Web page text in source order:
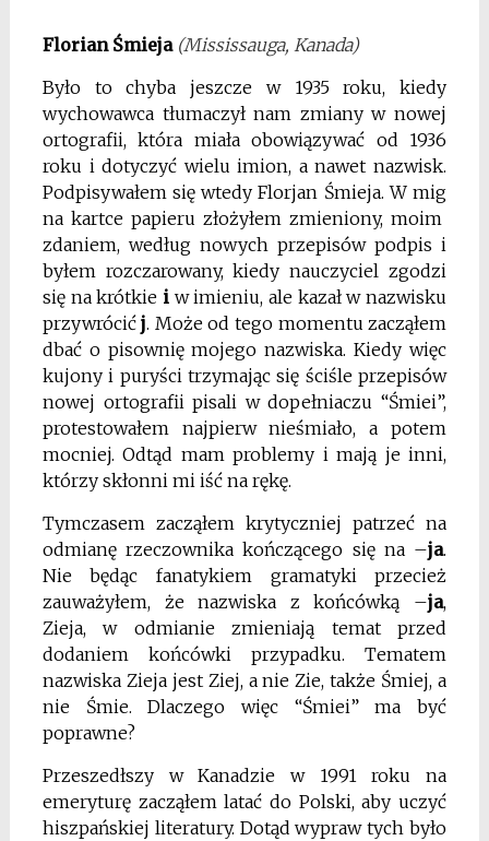
Florian Śmieja (Mississauga, Kanada)
Było to chyba jeszcze w 1935 roku, kiedy
wychowawca tłumaczył nam zmiany w nowej
ortografii, która miała obowiązywać od 1936
roku i dotyczyć wielu imion, a nawet nazwisk.
Podpisywałem się wtedy Florjan Śmieja. W mig
na kartce papieru złożyłem zmieniony, moim
zdaniem, według nowych przepisów podpis i
byłem rozczarowany, kiedy nauczyciel zgodzi
się na krótkie iw imieniu, ale kazał w nazwisku
przywrócićj. Może od tego momentu zacząłem
dbać o pisownię mojego nazwiska. Kiedy więc
kujony i puryści trzymając się ściśle przepisów
nowej ortografii pisali w dopełniaczu “Śmiei”,
protestowałem najpierw nieśmiało, a potem
mocniej. Odtąd mam problemy i mają je inni,
którzy skłonni mi iść na rękę.
Tymczasem zacząłem krytyczniej patrzeć na
odmianę rzeczownika kończącego się na –ja.
Nie będąc fanatykiem gramatyki przecież
zauważyłem, że nazwiska z końcówką –ja,
Zieja, w odmianie zmieniają temat przed
dodaniem końcówki przypadku. Tematem
nazwiska Zieja jest Ziej, a nie Zie, także Śmiej, a
nie Śmie. Dlaczego więc “Śmiei” ma być
poprawne?
Przeszedłszy w Kanadzie w 1991 roku na
emeryturę zacząłem latać do Polski, aby uczyć
hiszpańskiej literatury. Dotąd wypraw tych było